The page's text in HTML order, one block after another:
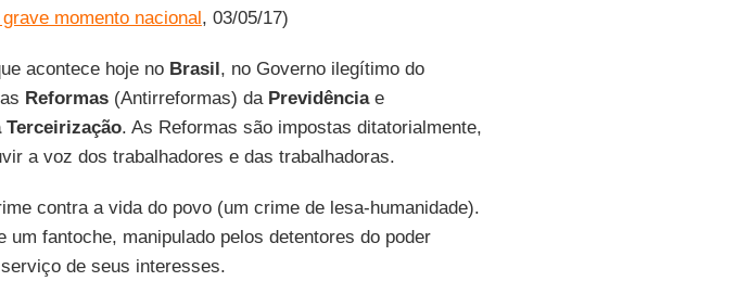
momento nacional, 03/05/17)
acontece hoje no Brasil, no Governo ilegítimo do
Reformas(Antirreformas) da Previdênciae
Terceirização. As Reformas são impostas ditatorialmente,
a voz dos trabalhadores e das trabalhadoras.
contra a vida do povo (um crime de lesa-humanidade).
um fantoche, manipulado pelos detentores do poder
de seus interesses.